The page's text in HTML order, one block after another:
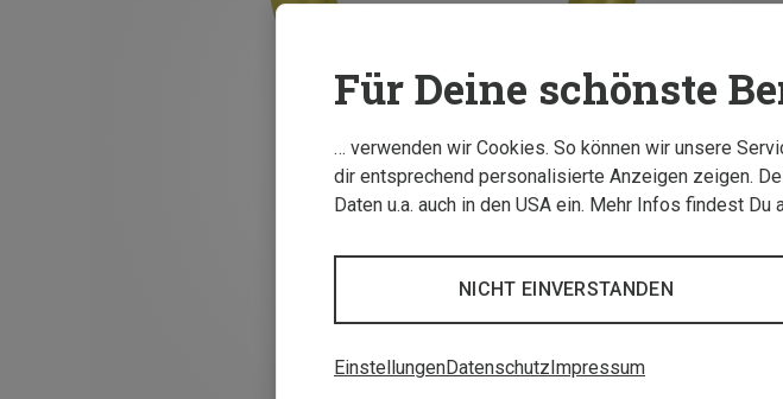
Für Deine schönste
… verwenden wir Cookies. So können wir unsere
dir entsprechend personalisierte Anzeigen zeigen.
Daten u.a. auch in den USA ein. Mehr Infos findest Du
NICHT EINVERSTANDEN
EinstellungenDatenschutz Impressum